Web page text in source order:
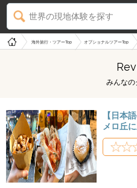
世界の現地体験を探す
海外旅行・ツアーTop オプショナルツアーTop
みんなの
【日本
メロ丘